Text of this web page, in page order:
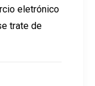
eletrónico
trate de